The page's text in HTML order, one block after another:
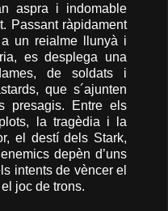
aspra i indomable
Passant ràpidament
un reialme llunyà i
es desplega una
de soldats i
que s´ajunten
presagis. Entre els
la tragèdia i la
el destí dels Stark,
depèn d’uns
intents de vèncer el
joc de trons.